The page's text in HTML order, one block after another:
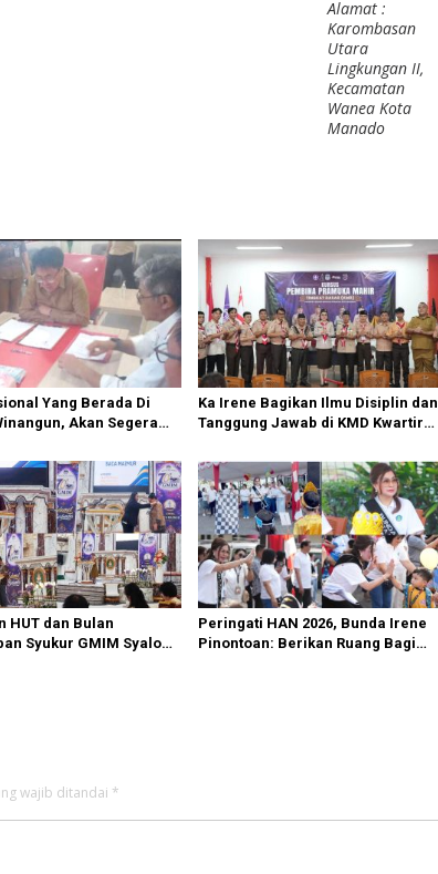
Alamat :
Karombasan
Utara
Lingkungan II,
Kecamatan
Wanea Kota
Manado
Yang Berada Di
Akan Segera
Ka Irene Bagikan Ilmu Disiplin dan
Tanggung Jawab di KMD Kwartir
HUT dan Bulan
Syukur GMIM Syalom
Peringati HAN 2026, Bunda Irene
Pinontoan: Berikan Ruang Bagi
wajib ditandai *